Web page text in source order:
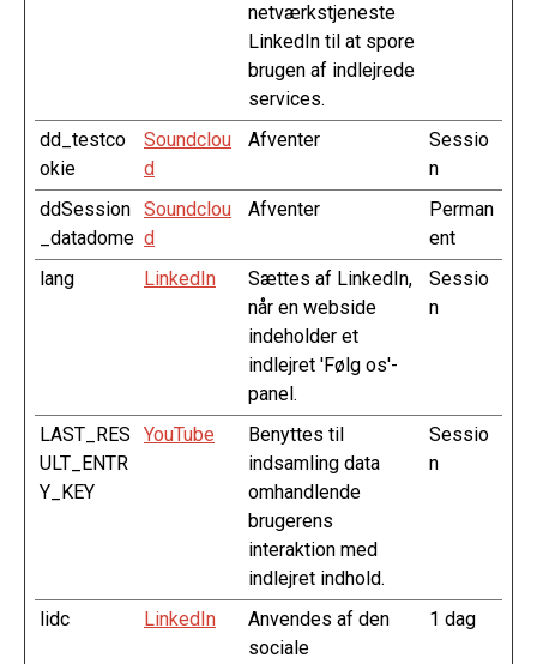
netværkstjeneste
LinkedIn til at spore
brugen af indlejrede
services.
dd_testco
okie
Soundclou
d
Afventer
Sessio
n
ddSession
_datadome
Soundclou
d
Afventer
Perman
ent
lang
LinkedIn
Sættes af LinkedIn,
når en webside
indeholder et
indlejret 'Følg os'-
panel.
Sessio
n
LAST_RES
ULT_ENTR
Y_KEY
YouTube
Benyttes til
indsamling data
omhandlende
brugerens
interaktion med
indlejret indhold.
Sessio
n
lidc LinkedIn
Anvendes af den
sociale
1 dag